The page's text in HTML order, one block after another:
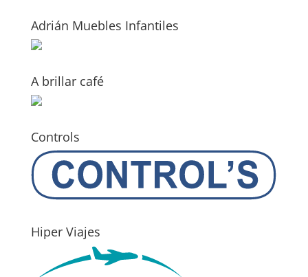
Adrián Muebles Infantiles
A brillar café
Controls
Hiper Viajes